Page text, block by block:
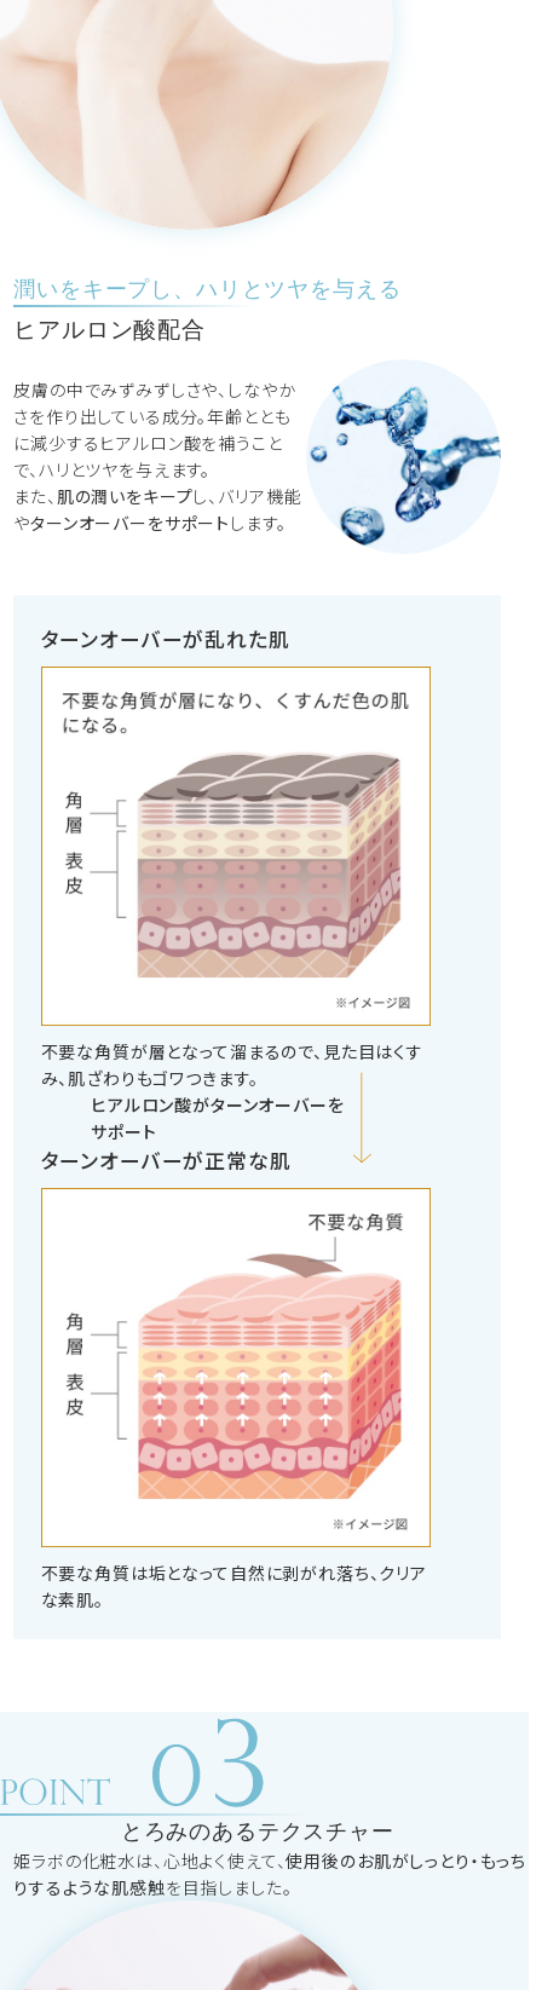
潤いをキープし、ハリとツヤを与える
ヒアルロン酸配合
皮膚の中でみずみずしさや、しなやか
さを作り出している成分。年齢ととも
に減少するヒアルロン酸を補うこと
で、ハリとツヤを与えます。
また、 肌の潤いをキープし、バリア機能
やターンオーバーをサポート します。
ターンオーバーが乱れた肌
不要な角質が層となって溜まるので、見た目はくす
み、肌ざわりもゴワつきます。
ヒアルロン酸がターンオーバーを
サポート
ターンオーバーが正常な肌
不要な角質は垢となって自然に剥がれ落ち、クリア
な素肌。
とろみのあるテクスチャー
姫ラボの化粧水は、心地よく使えて、使用後のお肌がしっとり・もっち
りするような肌感触を目指しました。